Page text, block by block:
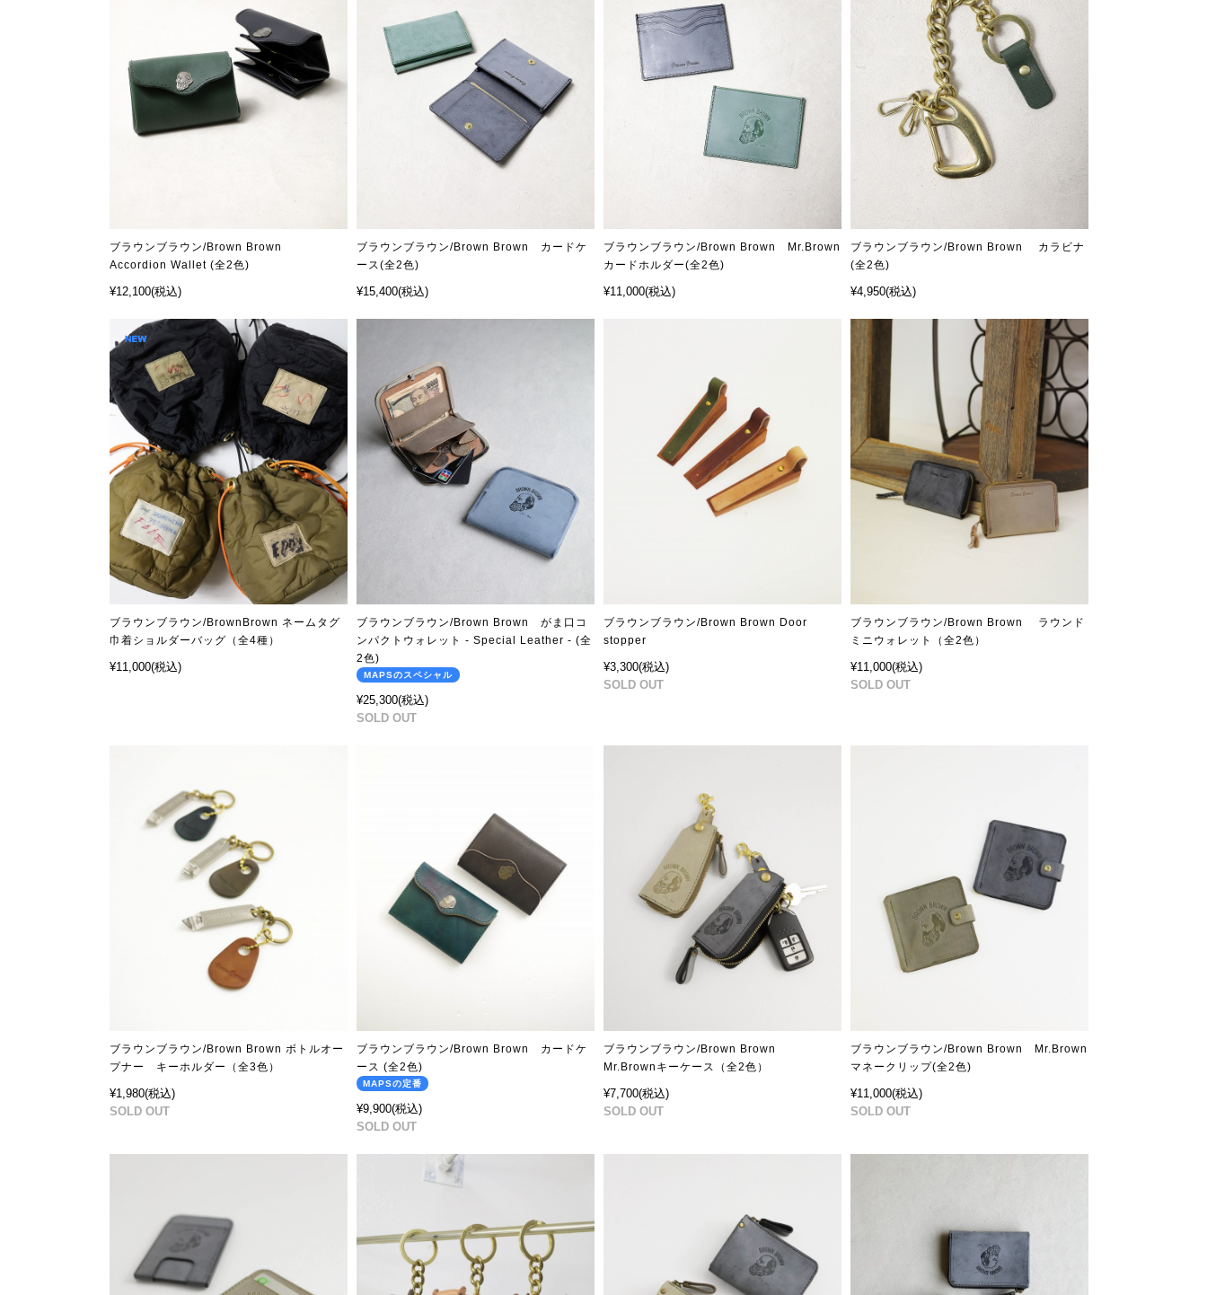
ブラウンブラウン/Brown Brown
Accordion Wallet (全2色)
¥12,100(税込)
ブラウンブラウン/Brown Brown カードケ
ース(全2色)
¥15,400(税込)
ブラウンブラウン/Brown Brown Mr.Brown
カードホルダー(全2色)
¥11,000(税込)
ブラウンブラウン/Brown Brown カラビナ
(全2色)
¥4,950(税込)
ブラウンブラウン/BrownBrown ネームタグ
巾着ショルダーバッグ（全4種）
¥11,000(税込)
ブラウンブラウン/Brown Brown がま口コ
ンパクトウォレット - Special Leather - (全
2色)
MAPSのスペシャル
¥25,300(税込)
SOLD OUT
ブラウンブラウン/Brown Brown Door
stopper
¥3,300(税込)
SOLD OUT
ブラウンブラウン/Brown Brown ラウンド
ミニウォレット（全2色）
¥11,000(税込)
SOLD OUT
ブラウンブラウン/Brown Brown ボトルオー
プナー キーホルダー（全3色）
¥1,980(税込)
SOLD OUT
ブラウンブラウン/Brown Brown カードケ
ース (全2色)
MAPSの定番
¥9,900(税込)
SOLD OUT
ブラウンブラウン/Brown Brown
Mr.Brownキーケース（全2色）
¥7,700(税込)
SOLD OUT
ブラウンブラウン/Brown Brown Mr.Brown
マネークリップ(全2色)
¥11,000(税込)
SOLD OUT